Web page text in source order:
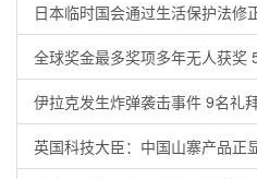
日本临时国会通过生活保护法修
全球奖金最多奖项多年无人获奖
伊拉克发生炸弹袭击事件 9名礼
英国科技大臣：中国山寨产品正